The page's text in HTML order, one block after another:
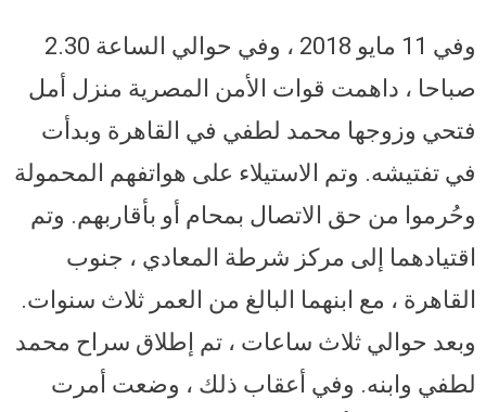
وفي 11 مايو 2018 ، وفي حوالي الساعة 2.30
صباحا ، داهمت قوات الأمن المصرية منزل أمل
فتحي وزوجها محمد لطفي في القاهرة وبدأت
في تفتيشه. وتم الاستيلاء على هواتفهم المحمولة
وحُرموا من حق الاتصال بمحام أو بأقاربهم. وتم
اقتيادهما إلى مركز شرطة المعادي ، جنوب
القاهرة ، مع ابنهما البالغ من العمر ثلاث سنوات.
وبعد حوالي ثلاث ساعات ، تم إطلاق سراح محمد
لطفي وابنه. وفي أعقاب ذلك ، وضعت أمرت